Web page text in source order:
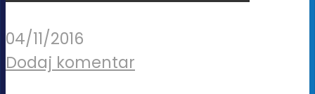
04/11/2016
Dodaj komentar